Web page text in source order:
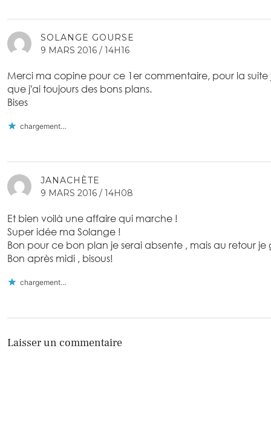
SOLANGE GOURSE
9 MARS 2016 / 14H16
Merci ma copine pour ce 1er commentaire, pour la suite
que j'ai toujours des bons plans.
Bises
chargement…
JANACHÈTE
9 MARS 2016 / 14H08
Et bien voilà une affaire qui marche !
Super idée ma Solange !
Bon pour ce bon plan je serai absente , mais au retour je
Bon après midi , bisous!
chargement…
Laisser un commentaire